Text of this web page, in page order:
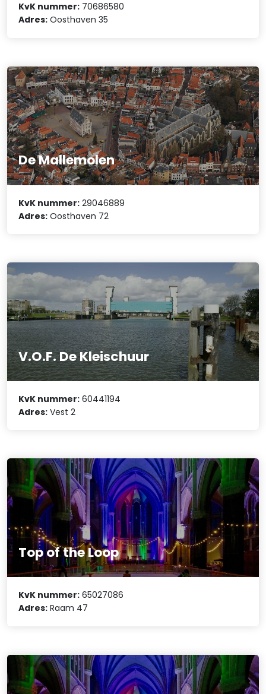
KvK nummer: 70686580
Adres: Oosthaven 35
De Mallemolen
KvK nummer: 29046889
Adres: Oosthaven 72
V.O.F. De Kleischuur
KvK nummer: 60441194
Adres: Vest 2
Top of the Loop
KvK nummer: 65027086
Adres: Raam 47